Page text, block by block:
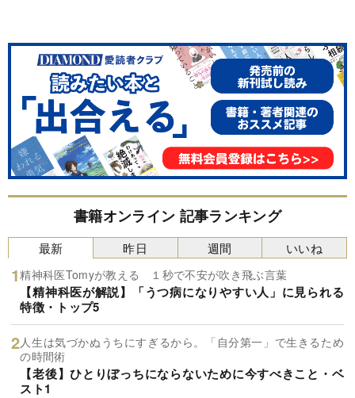
書籍オンライン 記事ランキング
最新
精神科医Tomyが教える １秒で不安が吹き飛ぶ言葉
【精神科医が解説】「うつ病になりやすい人」に見られる
特徴・トップ5
人生は気づかぬうちにすぎるから。「自分第一」で生きるため
の時間術
【老後】ひとりぼっちにならないために今すべきこと・ベ
スト1
昨日 週間 いいね